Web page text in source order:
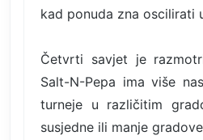
kad ponuda zna oscilirati
Četvrti savjet je
Salt-N-Pepa ima više
turneje u različitim
susjedne ili manje